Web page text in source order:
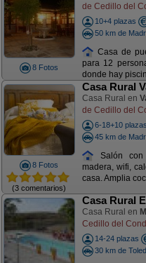
8 Fotos
de Cedillo del
10+4 plazas
50 km de
Casa de
para 12
donde hay
8 Fotos
(3 comentarios)
Casa Rural
Casa Rural en
de Cedillo del
6-18+10 plazas
45 km de
Salón
madera, wifi,
casa. Amplia
Casa Rural
Casa Rural en
Cedillo del
14-24 plazas
30 km de